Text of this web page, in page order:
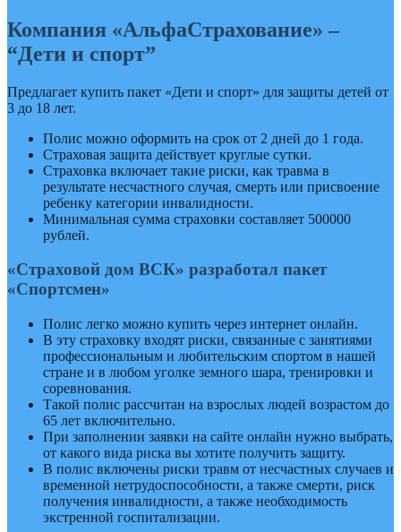
Компания «АльфаСтрахование» –
“Дети и спорт”
Предлагает купить пакет «Дети и спорт» для защиты детей от
3 до 18 лет.
Полис можно оформить на срок от 2 дней до 1 года.
Страховая защита действует круглые сутки.
Страховка включает такие риски, как травма в
результате несчастного случая, смерть или присвоение
ребенку категории инвалидности.
Минимальная сумма страховки составляет 500000
рублей.
«Страховой дом ВСК» разработал пакет
«Спортсмен»
Полис легко можно купить через интернет онлайн.
В эту страховку входят риски, связанные с занятиями
профессиональным и любительским спортом в нашей
стране и в любом уголке земного шара, тренировки и
соревнования.
Такой полис рассчитан на взрослых людей возрастом до
65 лет включительно.
При заполнении заявки на сайте онлайн нужно выбрать,
от какого вида риска вы хотите получить защиту.
В полис включены риски травм от несчастных случаев и
временной нетрудоспособности, а также смерти, риск
получения инвалидности, а также необходимость
экстренной госпитализации.